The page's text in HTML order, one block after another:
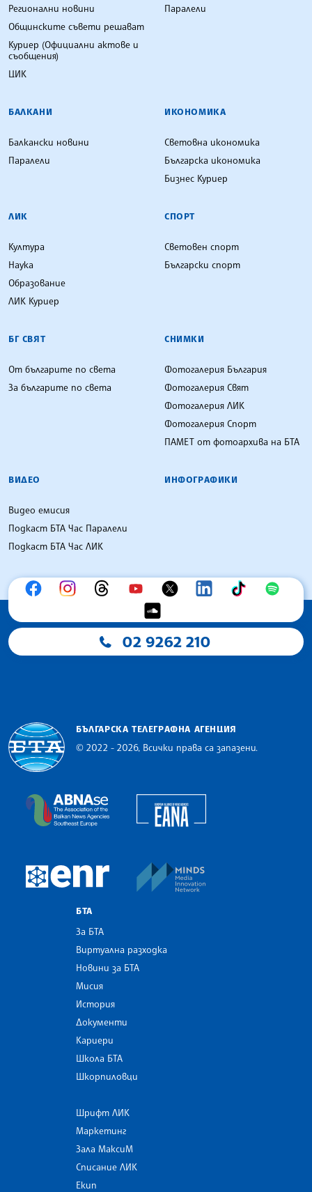
Регионални новини
Общинските съвети решават
Куриер (Официални актове и
съобщения)
ЦИК
Паралели
БАЛКАНИ
Балкански новини
Паралели
ИКОНОМИКА
Световна икономика
Българска икономика
Бизнес Куриер
ЛИК
Култура
Наука
Образование
ЛИК Куриер
СПОРТ
Световен спорт
Български спорт
БГ СВЯТ
От българите по света
За българите по света
СНИМКИ
Фотогалерия България
Фотогалерия Свят
Фотогалерия ЛИК
Фотогалерия Спорт
ПАМЕТ от фотоархива на БТА
ВИДЕО
Видео емисия
Подкаст БТА Час Паралели
Подкаст БТА Час ЛИК
ИНФОГРАФИКИ
02 9262 210
БЪЛГАРСКА ТЕЛЕГРАФНА АГЕНЦИЯ
© 2022 - 2026, Всички права са запазени.
The Assocoation of the Balkan News Agencies
European Newsroom
БТА
За БТА
Виртуална разходка
Новини за БТА
Мисия
История
Документи
Кариери
Школа БТА
Шкорпиловци
Шрифт ЛИК
Маркетинг
Зала МаксиМ
Списание ЛИК
Екип